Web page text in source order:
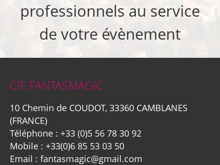
professionnels au service
de votre évènement
CIE FANTASMAGIC
10 Chemin de COUDOT, 33360 CAMBLANES
(FRANCE)
Téléphone : +33 (0)5 56 78 30 92
Mobile : +33(0)6 85 53 03 50
Email : fantasmagic@gmail.com